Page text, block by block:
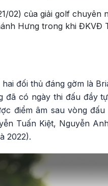
02) của giải golf chuyên
Hưng trong khi ĐKVĐ
đối thủ đáng gờm là
có ngày thi đấu đầy
điểm âm sau vòng
Tuấn Kiệt, Nguyễn
2022).